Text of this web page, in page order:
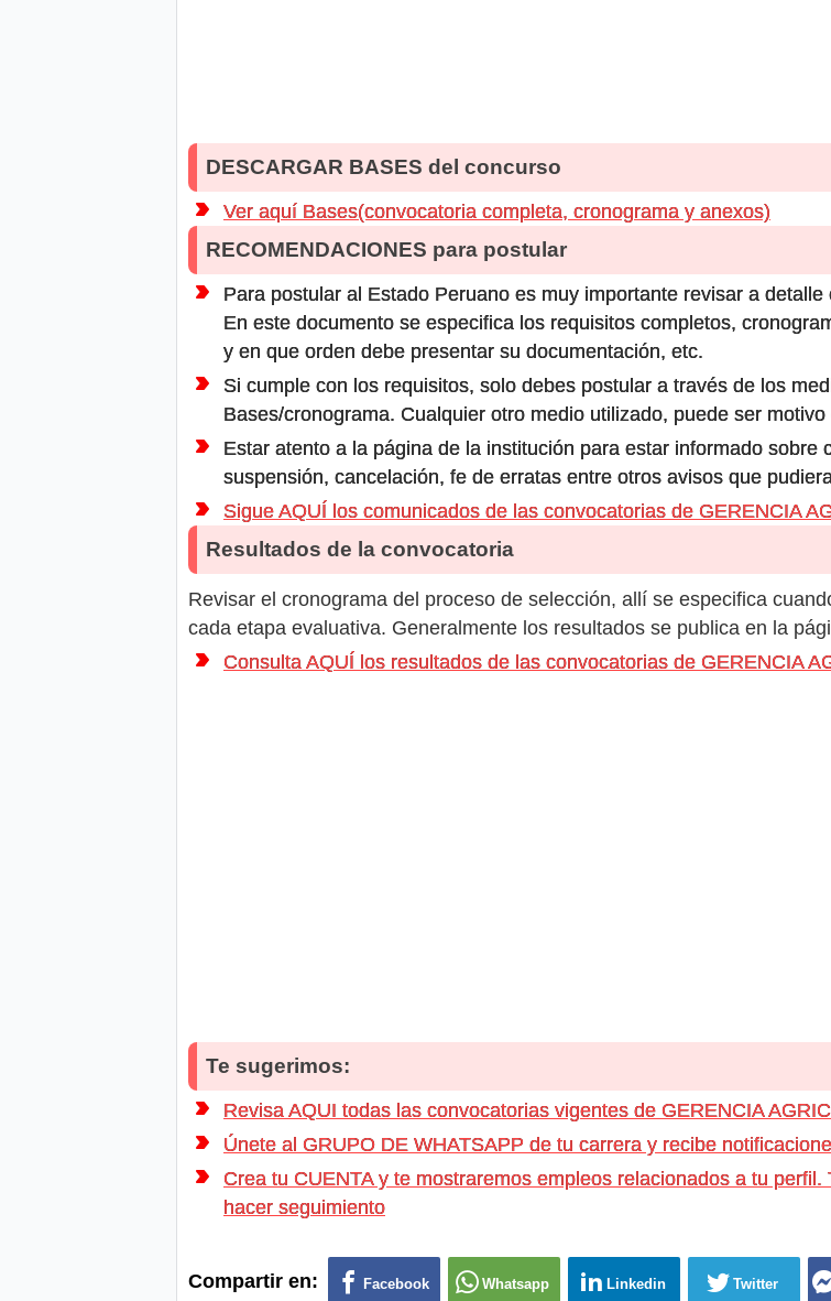
DESCARGAR BASES del concurso
Ver aquí Bases(convocatoria completa, cronograma y anexos)
RECOMENDACIONES para postular
Para postular al Estado Peruano es muy importante revisar a
En este documento se especifica los requisitos completos,
y en que orden debe presentar su documentación, etc.
Si cumple con los requisitos, solo debes postular a través de los
Bases/cronograma. Cualquier otro medio utilizado, puede ser
Estar atento a la página de la institución para estar informado sobre
suspensión, cancelación, fe de erratas entre otros avisos que
Sigue AQUÍ los comunicados de las convocatorias de GERENCIA
Resultados de la convocatoria
Revisar el cronograma del proceso de selección, allí se especifica
cada etapa evaluativa. Generalmente los resultados se publica en la
Consulta AQUÍ los resultados de las convocatorias de GERENCIA
Te sugerimos:
Revisa AQUI todas las convocatorias vigentes de GERENCIA
Únete al GRUPO DE WHATSAPP de tu carrera y recibe
Crea tu CUENTA y te mostraremos empleos relacionados a tu
hacer seguimiento
Compartir en: Facebook Whatsapp Linkedin Twitter